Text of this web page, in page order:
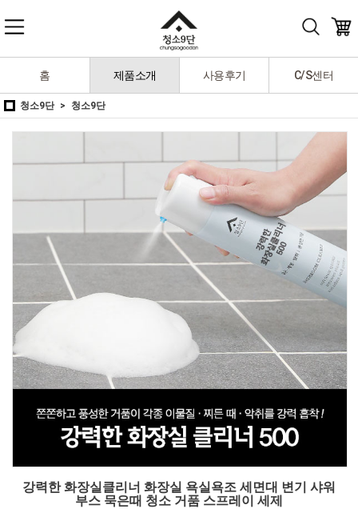
홈 제품소개 사용후기 C/S센터
청소9단 청소9단
강력한 화장실클리너 화장실 욕실욕조 세면대 변기 샤워
부스 묵은때 청소 거품 스프레이 세제